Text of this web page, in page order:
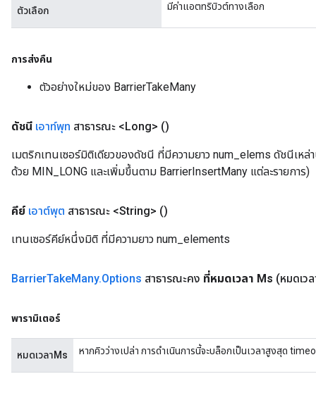
ตัวเลือก มีค่าแอตทริบิวต์ทางเลือก
การส่งคืน
ตัวอย่างใหม่ของ BarrierTakeMany
ดัชนี เอาท์พุท สาธารณะ <Long> ()
เมตริกเทนเซอร์มิติเดียวของดัชนี ที่มีความยาว num_elems ดัชนีเห
ด้วย MIN_LONG และเพิ่มขึ้นตาม BarrierInsertMany แต่ละรายการ)
คีย์ เอาต์พุต สาธารณะ <String> ()
เทนเซอร์คีย์หนึ่งมิติ ที่มีความยาว num_elements
BarrierTakeMany.Options สาธารณะคง ที่หมดเวลา Ms (หมดเว
พารามิเตอร์
หมดเวลาMs หากคิวว่างเปล่า การดำเนินการนี้จะบล็อกเป็นเวลาสูงสุด